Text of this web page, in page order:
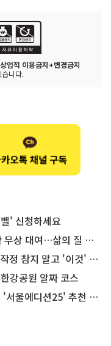
업적 이용금지+변경금지
니다.
' 신청하세요
대여…삶의 질 높인다
말고 '이것' 해보세요!
강공원 알짜 코스
에디션25' 추천 코스